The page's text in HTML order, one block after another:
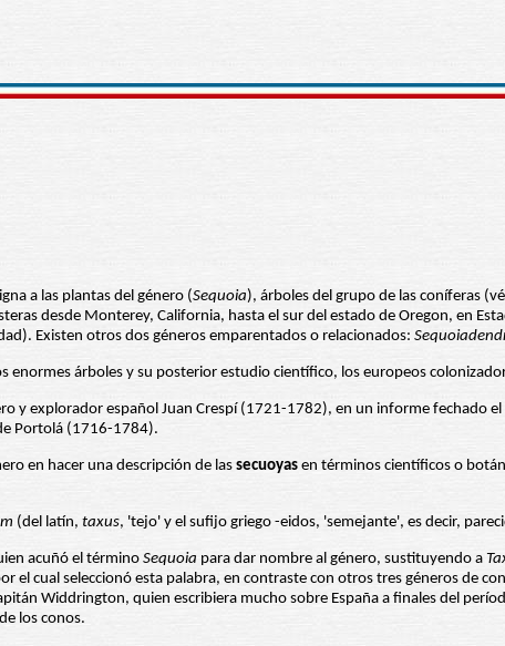
a las plantas del género (Sequoia), árboles del grupo de las coníferas
desde Monterey, California, hasta el sur del estado de Oregon, en
Existen otros dos géneros emparentados o relacionados:
enormes árboles y su posterior estudio científico, los europeos
y explorador español Juan Crespí (1721-1782), en un informe fechado
Portolá (1716-1784).
en hacer una descripción de las secuoyas en términos científicos o
(del latín, taxus, 'tejo' y el sufijo griego -eidos, 'semejante', es decir,
acuñó el término Sequoia para dar nombre al género, sustituyendo a
el cual seleccionó esta palabra, en contraste con otros tres géneros de
Widdrington, quien escribiera mucho sobre España a finales del
los conos.